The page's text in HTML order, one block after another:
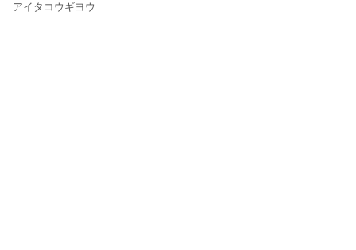
アイタコウギヨウ